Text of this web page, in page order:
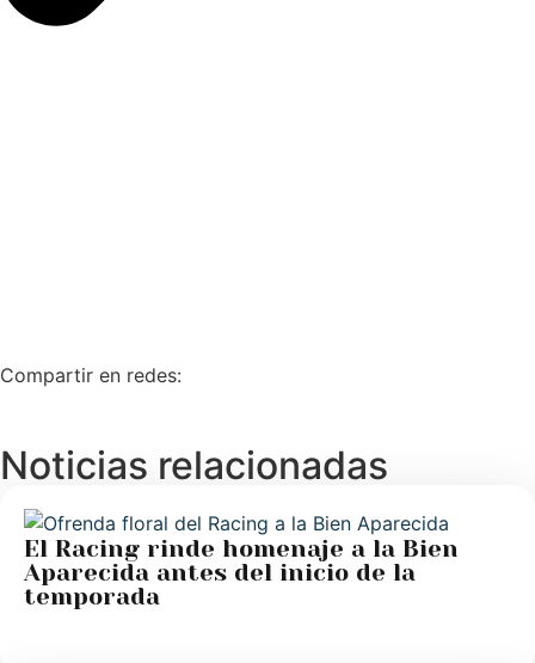
Compartir en redes:
Noticias relacionadas
El Racing rinde homenaje a la Bien
Aparecida antes del inicio de la
temporada